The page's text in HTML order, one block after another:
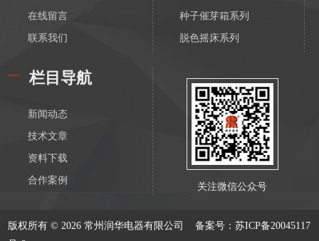
在线留言
联系我们
种子催芽箱系列
脱色摇床系列
恒温磁力搅拌器系列
电动搅拌器系列
离心机系列
水浴锅系列
油浴锅系列
恒温水箱系列
栏目导航
新闻动态
技术文章
资料下载
合作案例
关注微信公众号
版权所有 © 2026 常州润华电器有限公司备案号：苏ICP备20045117